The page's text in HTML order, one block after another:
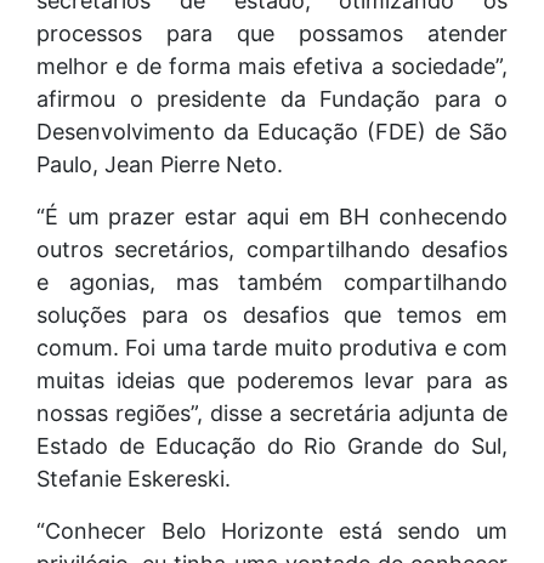
processos para que possamos atender
melhor e de forma mais efetiva a sociedade”,
afirmou o presidente da Fundação para o
Desenvolvimento da Educação (FDE) de São
Paulo, Jean Pierre Neto.
“É um prazer estar aqui em BH conhecendo
outros secretários, compartilhando desafios
e agonias, mas também compartilhando
soluções para os desafios que temos em
comum. Foi uma tarde muito produtiva e com
muitas ideias que poderemos levar para as
nossas regiões”, disse a secretária adjunta de
Estado de Educação do Rio Grande do Sul,
Stefanie Eskereski.
“Conhecer Belo Horizonte está sendo um